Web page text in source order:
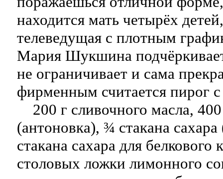
находится мать четырёх
телеведущая с плотным
Мария Шукшина
не ограничивает и сама
фирменным считается пирог
200 г сливочного масла,
(антоновка), ¾ стакана
стакана сахара для белкового
столовых ложки лимонного